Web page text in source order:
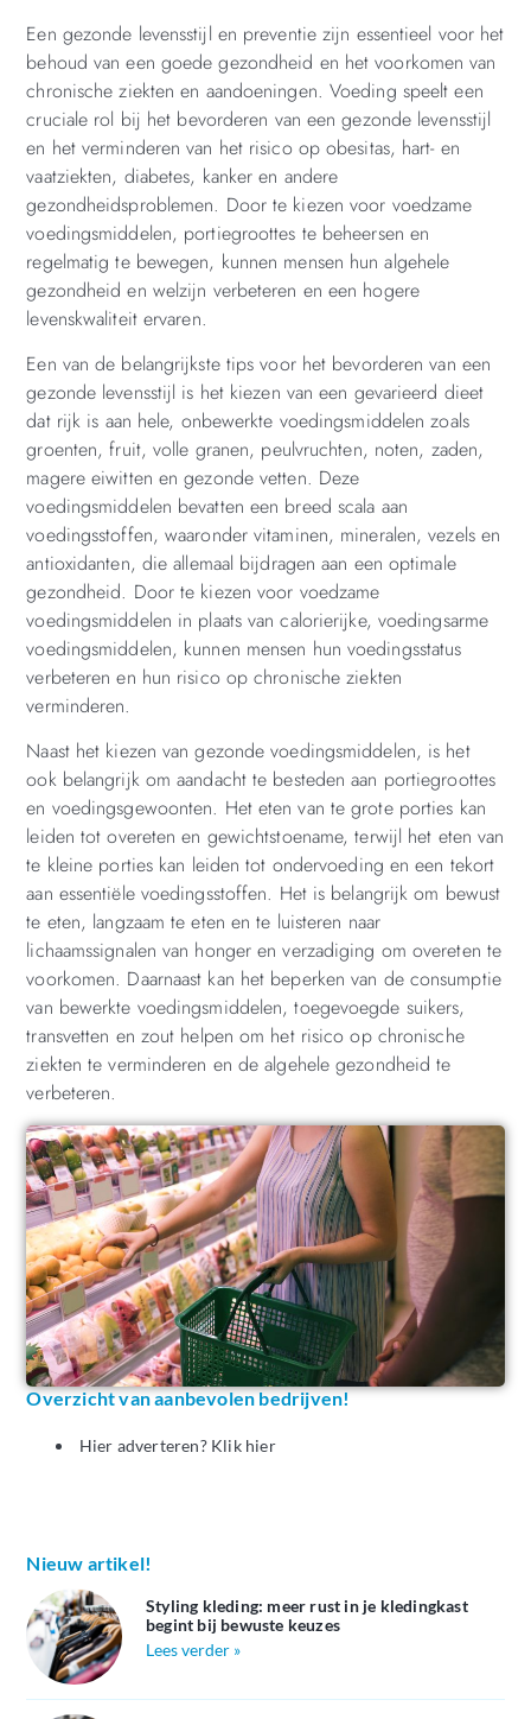
Een gezonde levensstijl en preventie zijn essentieel voor het
behoud van een goede gezondheid en het voorkomen van
chronische ziekten en aandoeningen. Voeding speelt een
cruciale rol bij het bevorderen van een gezonde levensstijl
en het verminderen van het risico op obesitas, hart- en
vaatziekten, diabetes, kanker en andere
gezondheidsproblemen. Door te kiezen voor voedzame
voedingsmiddelen, portiegroottes te beheersen en
regelmatig te bewegen, kunnen mensen hun algehele
gezondheid en welzijn verbeteren en een hogere
levenskwaliteit ervaren.
Een van de belangrijkste tips voor het bevorderen van een
gezonde levensstijl is het kiezen van een gevarieerd dieet
dat rijk is aan hele, onbewerkte voedingsmiddelen zoals
groenten, fruit, volle granen, peulvruchten, noten, zaden,
magere eiwitten en gezonde vetten. Deze
voedingsmiddelen bevatten een breed scala aan
voedingsstoffen, waaronder vitaminen, mineralen, vezels en
antioxidanten, die allemaal bijdragen aan een optimale
gezondheid. Door te kiezen voor voedzame
voedingsmiddelen in plaats van calorierijke, voedingsarme
voedingsmiddelen, kunnen mensen hun voedingsstatus
verbeteren en hun risico op chronische ziekten
verminderen.
Naast het kiezen van gezonde voedingsmiddelen, is het
ook belangrijk om aandacht te besteden aan portiegroottes
en voedingsgewoonten. Het eten van te grote porties kan
leiden tot overeten en gewichtstoename, terwijl het eten van
te kleine porties kan leiden tot ondervoeding en een tekort
aan essentiële voedingsstoffen. Het is belangrijk om bewust
te eten, langzaam te eten en te luisteren naar
lichaamssignalen van honger en verzadiging om overeten te
voorkomen. Daarnaast kan het beperken van de consumptie
van bewerkte voedingsmiddelen, toegevoegde suikers,
transvetten en zout helpen om het risico op chronische
ziekten te verminderen en de algehele gezondheid te
verbeteren.
Overzicht van aanbevolen bedrijven!
Hier adverteren? Klik hier
Nieuw artikel!
Styling kleding: meer rust in je kledingkast
begint bij bewuste keuzes
Lees verder »